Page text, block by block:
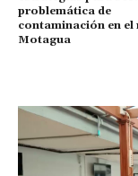
problemática de
contaminación en el
Motagua